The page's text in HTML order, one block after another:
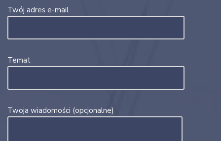
Twój adres e-mail
Temat
Twoja wiadomości (opcjonalne)